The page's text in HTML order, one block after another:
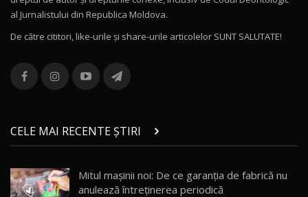
12
Noul MG HS / Test Drive AutoBlog.MD
16:48
13
combină aventura cu luxul / AutoBlog.MD
36:08
chinez care face lumea să se întoarcă după el
/ AutoBlog.MD
17:27
15 14:37
al Jurnalistului din Republica Moldova.
De către cititori, like-urile şi share-urile articolelor SUNT SALUTATE!
CELE MAI RECENTE ȘTIRI
Mitul mașinii noi: De ce garanția de fabrică nu
anulează întreținerea periodică